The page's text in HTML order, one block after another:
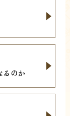
るのか